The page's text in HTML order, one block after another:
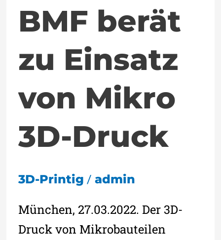
BMF berät
zu Einsatz
von Mikro
3D-Druck
3D-Printig / admin
München, 27.03.2022. Der 3D-
Druck von Mikrobauteilen